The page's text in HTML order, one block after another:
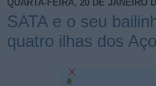
QUARTA-FEIRA, 20 DE JANEIRO
SATA e o seu
quatro ilhas dos